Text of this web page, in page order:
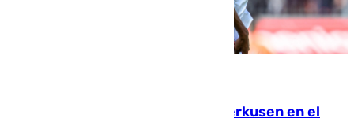
El Sevilla se desinfla ante el Leverkusen en el